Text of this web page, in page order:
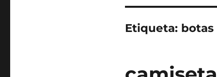
Etiqueta: